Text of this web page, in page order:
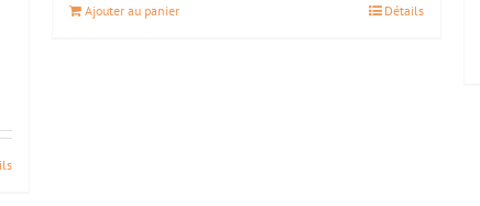
Ajouter au panier Détails